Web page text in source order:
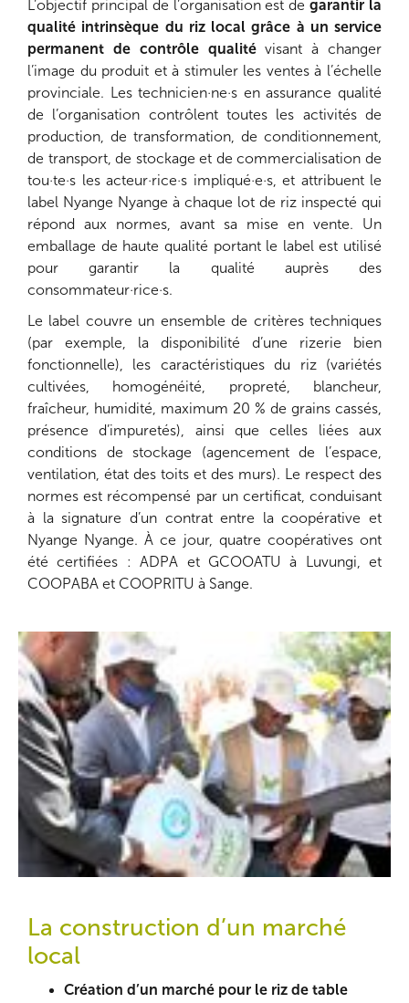
L’objectif principal de l’organisation est degarantir la
qualité intrinsèque du riz local grâce à un service
permanent de contrôle qualitévisant à changer
l’image du produit et à stimuler les ventes à l’échelle
provinciale. Les technicien·ne·s en assurance qualité
de l’organisation contrôlent toutes les activités de
production, de transformation, de conditionnement,
de transport, de stockage et de commercialisation de
tou·te·s les acteur·rice·s impliqué·e·s, et attribuent le
label Nyange Nyange à chaque lot de riz inspecté qui
répond aux normes, avant sa mise en vente. Un
emballage de haute qualité portant le label est utilisé
pour garantir la qualité auprès des
consommateur·rice·s.
Le label couvre un ensemble de critères techniques
(par exemple, la disponibilité d’une rizerie bien
fonctionnelle), les caractéristiques du riz (variétés
cultivées, homogénéité, propreté, blancheur,
fraîcheur, humidité, maximum 20 % de grains cassés,
présence d’impuretés), ainsi que celles liées aux
conditions de stockage (agencement de l’espace,
ventilation, état des toits et des murs). Le respect des
normes est récompensé par un certificat, conduisant
à la signature d’un contrat entre la coopérative et
Nyange Nyange. À ce jour, quatre coopératives ont
été certifiées : ADPA et GCOOATU à Luvungi, et
COOPABA et COOPRITU à Sange.
La construction d’un marché
local
Création d’un marché pour le riz de table